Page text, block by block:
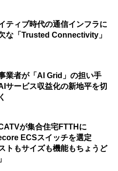
ティブ時代の通信インフラに
な「Trusted Connectivity」
業者が「AI Grid」の担い手
ービス収益化の新地平を切
が集合住宅FTTHに
ECSスイッチを選定
ストもサイズも機能もちょうど